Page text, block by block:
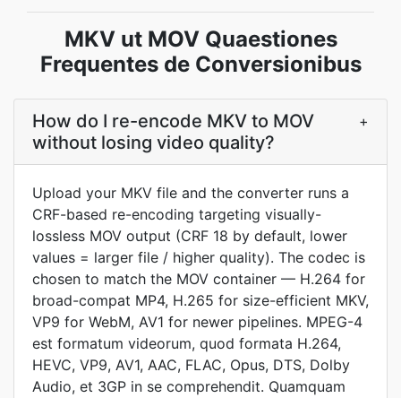
MKV ut MOV Quaestiones
Frequentes de Conversionibus
How do I re-encode MKV to MOV
without losing video quality?
+
Upload your MKV file and the converter runs a
CRF-based re-encoding targeting visually-
lossless MOV output (CRF 18 by default, lower
values = larger file / higher quality). The codec is
chosen to match the MOV container — H.264 for
broad-compat MP4, H.265 for size-efficient MKV,
VP9 for WebM, AV1 for newer pipelines. MPEG-4
est formatum videorum, quod formata H.264,
HEVC, VP9, AV1, AAC, FLAC, Opus, DTS, Dolby
Audio, et 3GP in se comprehendit. Quamquam